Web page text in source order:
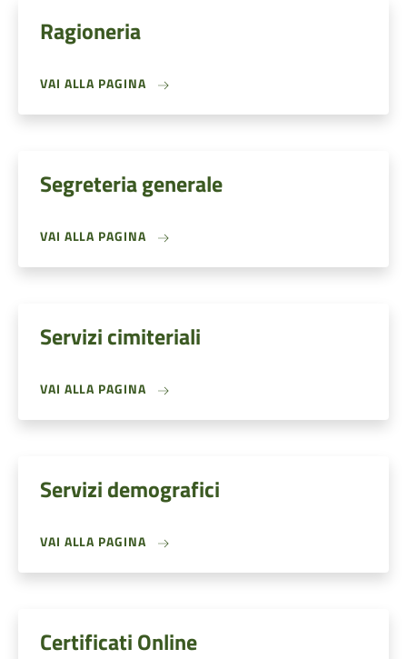
Ragioneria
VAI ALLA PAGINA
Segreteria generale
VAI ALLA PAGINA
Servizi cimiteriali
VAI ALLA PAGINA
Servizi demografici
VAI ALLA PAGINA
Certificati Online